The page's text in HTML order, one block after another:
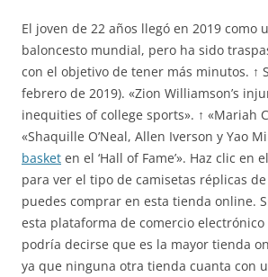
El joven de 22 años llegó en 2019 como
baloncesto mundial, pero ha sido
con el objetivo de tener más minutos. ↑
febrero de 2019). «Zion Williamson’s
inequities of college sports». ↑ «Mariah
«Shaquille O’Neal, Allen Iverson y Yao
basket en el ‘Hall of Fame’». Haz clic en
para ver el tipo de camisetas réplicas
puedes comprar en esta tienda online.
esta plataforma de comercio
podría decirse que es la mayor tienda
ya que ninguna otra tienda cuanta con